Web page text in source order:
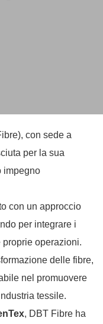
con sede a
per la sua
impegno
con un approccio
per integrare i
operazioni.
delle fibre,
nel promuovere
tessile.
, DBT Fibre ha